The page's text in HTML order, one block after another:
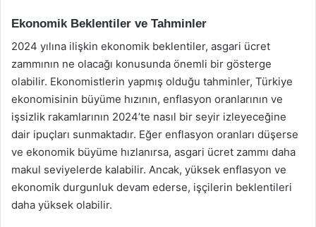
Ekonomik Beklentiler ve Tahminler
2024 yılına ilişkin ekonomik beklentiler, asgari ücret
zammının ne olacağı konusunda önemli bir gösterge
olabilir. Ekonomistlerin yapmış olduğu tahminler, Türkiye
ekonomisinin büyüme hızının, enflasyon oranlarının ve
işsizlik rakamlarının 2024’te nasıl bir seyir izleyeceğine
dair ipuçları sunmaktadır. Eğer enflasyon oranları düşerse
ve ekonomik büyüme hızlanırsa, asgari ücret zammı daha
makul seviyelerde kalabilir. Ancak, yüksek enflasyon ve
ekonomik durgunluk devam ederse, işçilerin beklentileri
daha yüksek olabilir.